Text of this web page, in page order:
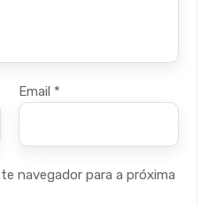
Email *
navegador para a próxima